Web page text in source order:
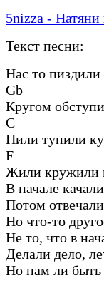
5nizza - Натяни
Текст песни:
Нас то
Gb
Кругом
C
Пили тупили
F
Жили кружили
В начале
Потом отвечали
Но что-то
Не то, что в
Делали дело,
Но нам ли быть